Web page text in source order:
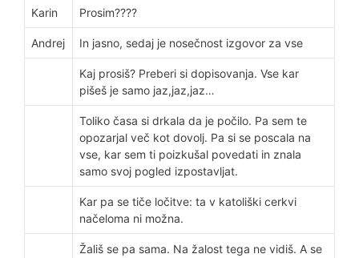
Karin Prosim????
Andrej In jasno, sedaj je nosečnost izgovor za vse
Kaj prosiš? Preberi si dopisovanja. Vse kar
pišeš je samo jaz,jaz,jaz…
Toliko časa si drkala da je počilo. Pa sem te
opozarjal več kot dovolj. Pa si se poscala na
vse, kar sem ti poizkušal povedati in znala
samo svoj pogled izpostavljat.
Kar pa se tiče ločitve: ta v katoliški cerkvi
načeloma ni možna.
Žališ se pa sama. Na žalost tega ne vidiš. A se